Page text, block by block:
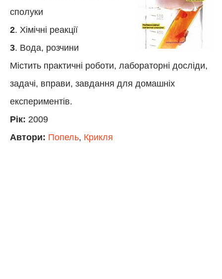
сполуки
2. Хімічні реакції
3. Вода, розчини
Містить практичні роботи, лабораторні досліди,
задачі, вправи, завдання для домашніх
експериментів.
Рік: 2009
Автори: Попель, Крикля